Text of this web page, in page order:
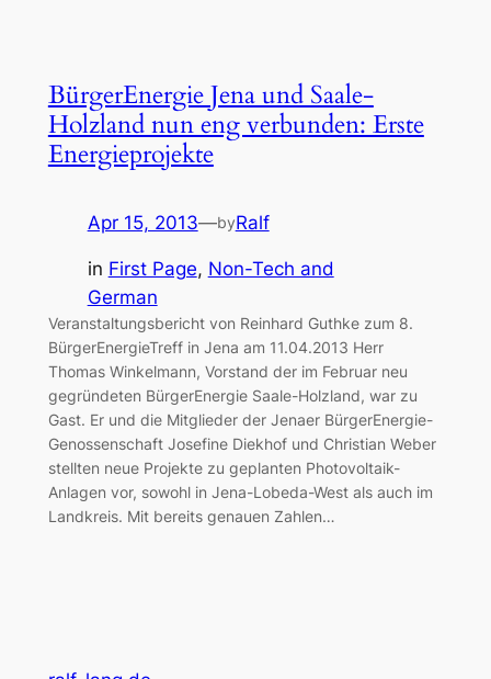
BürgerEnergie Jena und Saale-
Holzland nun eng verbunden: Erste
Energieprojekte
Apr 15, 2013—byRalf
in First Page, Non-Tech and
German
Veranstaltungsbericht von Reinhard Guthke zum 8.
BürgerEnergieTreff in Jena am 11.04.2013 Herr
Thomas Winkelmann, Vorstand der im Februar neu
gegründeten BürgerEnergie Saale-Holzland, war zu
Gast. Er und die Mitglieder der Jenaer BürgerEnergie-
Genossenschaft Josefine Diekhof und Christian Weber
stellten neue Projekte zu geplanten Photovoltaik-
Anlagen vor, sowohl in Jena-Lobeda-West als auch im
Landkreis. Mit bereits genauen Zahlen…